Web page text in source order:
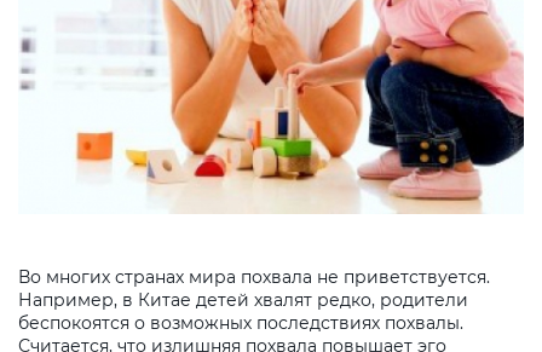
Во многих странах мира похвала не приветствуется.
Например, в Китае детей хвалят редко, родители
беспокоятся о возможных последствиях похвалы.
Считается, что излишняя похвала повышает эго